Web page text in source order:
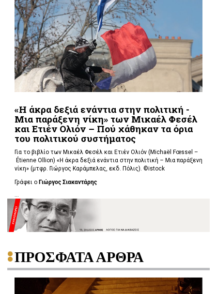
«Η άκρα δεξιά ενάντια στην πολιτική -
Μια παράξενη νίκη» των Μικαέλ Φεσέλ
και Ετιέν Ολιόν – Πού χάθηκαν τα όρια
του πολιτικού συστήματος
Για το βιβλίο των Μικαέλ Φεσέλ και Ετιέν Ολιόν (Michaël Fœssel –
Étienne Ollion) «Η άκρα δεξιά ενάντια στην πολιτική – Μια παράξενη
νίκη» (μτφρ. Γιώργος Καράμπελας, εκδ. Πόλις). ©istock
Γράφει ο Γιώργος Σιακαντάρης
...
ΠΡΟΣΦΑΤΑ ΑΡΘΡΑ